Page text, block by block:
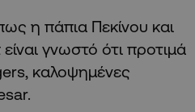
η πάπια Πεκίνου και
γνωστό ότι προτιμά
καλοψημένες